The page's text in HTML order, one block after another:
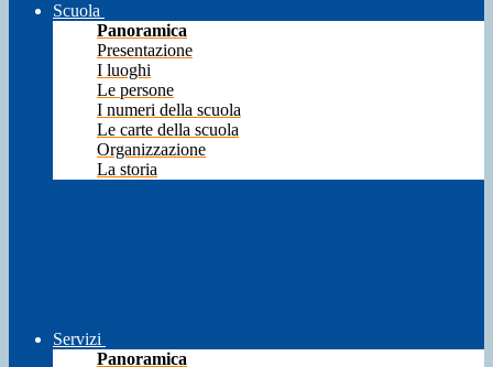
Scuola
Panoramica
Presentazione
I luoghi
Le persone
I numeri della scuola
Le carte della scuola
Organizzazione
La storia
Servizi
Panoramica